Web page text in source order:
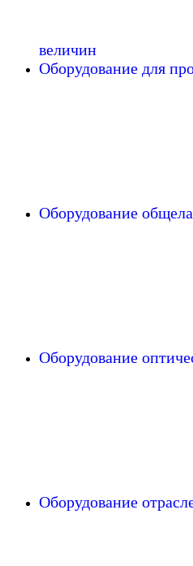
величин
Оборудование для
Оборудование
Оборудование
Оборудование